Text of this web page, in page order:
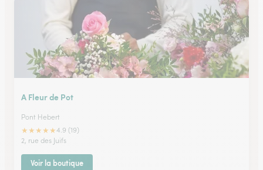
A Fleur de Pot
Pont Hebert
★★★★★4.9 (19)
2, rue des Juifs
Voir la boutique